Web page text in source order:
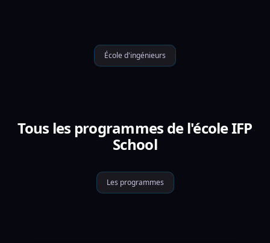
École d'ingénieurs
Tous les programmes de l'école IFP
School
Les programmes